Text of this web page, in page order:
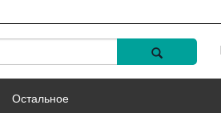
Остальное